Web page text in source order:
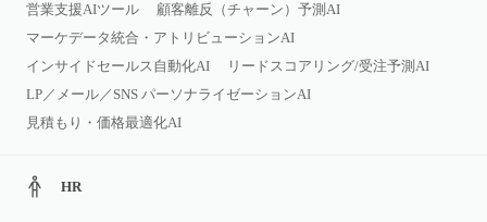
営業支援AIツール
顧客離反（チャーン）予測AI
マーケデータ統合・アトリビューションAI
インサイドセールス自動化AI
リードスコアリング/受注予測AI
LP／メール／SNS パーソナライゼーションAI
見積もり・価格最適化AI
HR